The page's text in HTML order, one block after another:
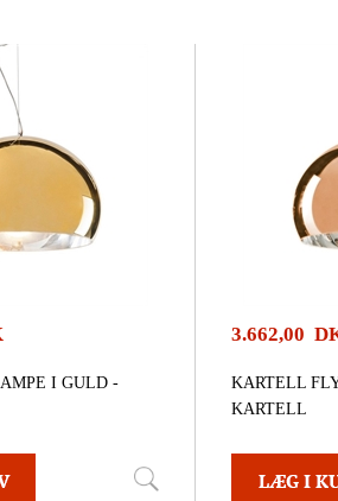
I GULD -
3.662,00
KARTELL
KARTELL